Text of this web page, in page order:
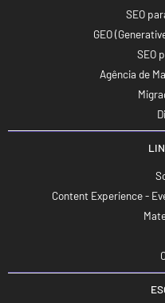
SEO
GEO
SEO
Agência de
Content Experience -